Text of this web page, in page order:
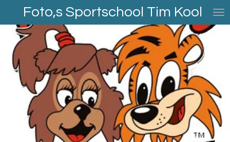
direct
naar
de
hoofdinhoud
Foto,s Sportschool Tim Kool